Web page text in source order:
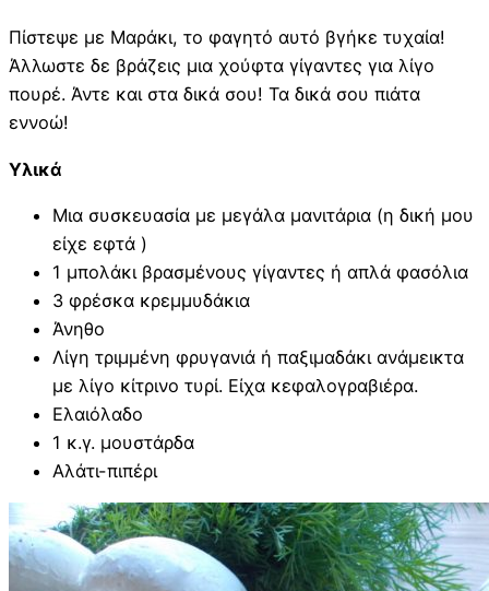
Πίστεψε με Μαράκι, το φαγητό αυτό βγήκε τυχαία!
Άλλωστε δε βράζεις μια χούφτα γίγαντες για λίγο
πουρέ. Άντε και στα δικά σου! Τα δικά σου πιάτα
εννοώ!
Υλικά
Μια συσκευασία με μεγάλα μανιτάρια (η δική μου
είχε εφτά )
1 μπολάκι βρασμένους γίγαντες ή απλά φασόλια
3 φρέσκα κρεμμυδάκια
Άνηθο
Λίγη τριμμένη φρυγανιά ή παξιμαδάκι ανάμεικτα
με λίγο κίτρινο τυρί. Είχα κεφαλογραβιέρα.
Ελαιόλαδο
1 κ.γ. μουστάρδα
Αλάτι-πιπέρι